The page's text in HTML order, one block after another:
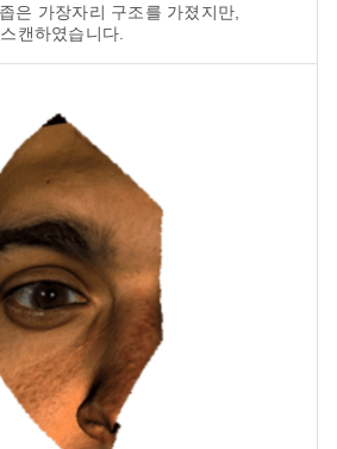
은 가장자리 구조를 가졌지만,
캔하였습니다.